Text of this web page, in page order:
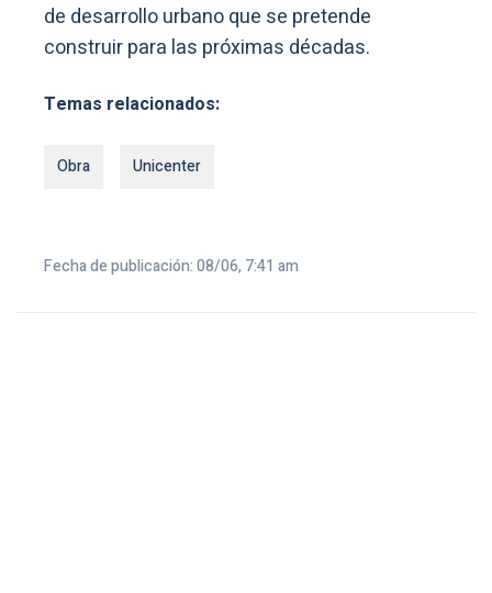
de desarrollo urbano que se pretende
construir para las próximas décadas.
Temas relacionados:
Obra Unicenter
Fecha de publicación: 08/06, 7:41 am